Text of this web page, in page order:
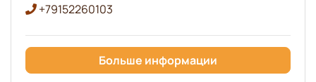
+79152260103
Больше информации